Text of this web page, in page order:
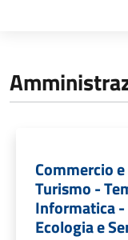
Commercio
Turismo -
Informatica
Ecologia e